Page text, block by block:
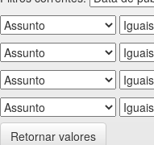
Retornar valores